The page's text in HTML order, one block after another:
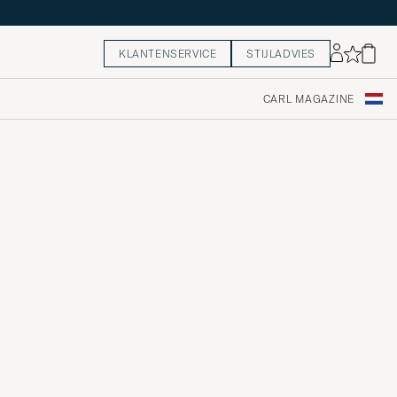
KLANTENSERVICE STIJLADVIES
CARL MAGAZINE